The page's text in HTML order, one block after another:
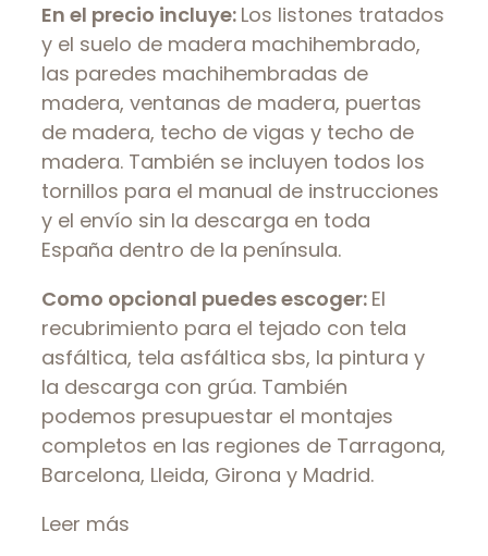
En el precio incluye: Los listones tratados
y el suelo de madera machihembrado,
las paredes machihembradas de
madera, ventanas de madera, puertas
de madera, techo de vigas y techo de
madera. También se incluyen todos los
tornillos para el manual de instrucciones
y el envío sin la descarga en toda
España dentro de la península.
Como opcional puedes escoger: El
recubrimiento para el tejado con tela
asfáltica, tela asfáltica sbs, la pintura y
la descarga con grúa. También
podemos presupuestar el montajes
completos en las regiones de Tarragona,
Barcelona, ​​Lleida, Girona y Madrid.
Leer más